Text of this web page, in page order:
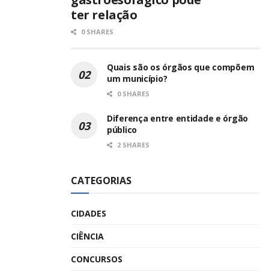
ter relação
0 SHARES
Quais são os órgãos que compõem
um município?
0 SHARES
Diferença entre entidade e órgão
público
2 SHARES
CATEGORIAS
CIDADES
CIÊNCIA
CONCURSOS